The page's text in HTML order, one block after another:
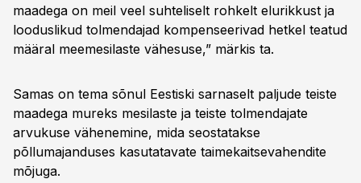
maadega on meil veel suhteliselt rohkelt elurikkust ja
looduslikud tolmendajad kompenseerivad hetkel teatud
määral meemesilaste vähesuse,” märkis ta.
Samas on tema sõnul Eestiski sarnaselt paljude teiste
maadega mureks mesilaste ja teiste tolmendajate
arvukuse vähenemine, mida seostatakse
põllumajanduses kasutatavate taimekaitsevahendite
mõjuga.